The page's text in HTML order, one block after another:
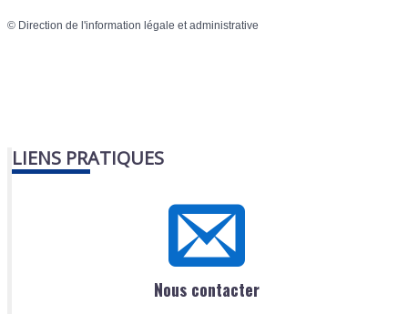
© Direction de l'information légale et administrative
LIENS PRATIQUES
Nous contacter